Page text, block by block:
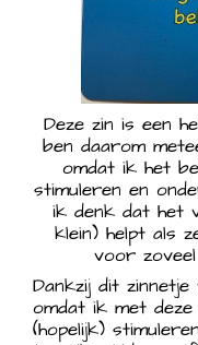
Deze zin is een
ben daarom
omdat ik het
stimuleren en
ik denk dat het
klein) helpt als
voor
Dankzij dit
omdat ik met
(hopelijk)